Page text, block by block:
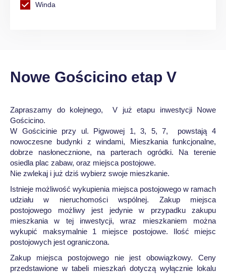
Winda
Nowe Gościcino etap V
Zapraszamy do kolejnego, V już etapu inwestycji Nowe
Gościcino.
W Gościcinie przy ul. Pigwowej 1, 3, 5, 7, powstają 4
nowoczesne budynki z windami, Mieszkania funkcjonalne,
dobrze nasłonecznione, na parterach ogródki. Na terenie
osiedla plac zabaw, oraz miejsca postojowe.
Nie zwlekaj i już dziś wybierz swoje mieszkanie.
Istnieje możliwość wykupienia miejsca postojowego w ramach
udziału w nieruchomości wspólnej. Zakup miejsca
postojowego możliwy jest jedynie w przypadku zakupu
mieszkania w tej inwestycji, wraz mieszkaniem można
wykupić maksymalnie 1 miejsce postojowe. Ilość miejsc
postojowych jest ograniczona.
Zakup miejsca postojowego nie jest obowiązkowy. Ceny
przedstawione w tabeli mieszkań dotyczą wyłącznie lokalu